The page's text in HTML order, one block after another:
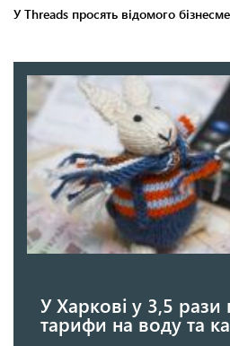
У Харкові у 3,5 рази
тарифи на воду та